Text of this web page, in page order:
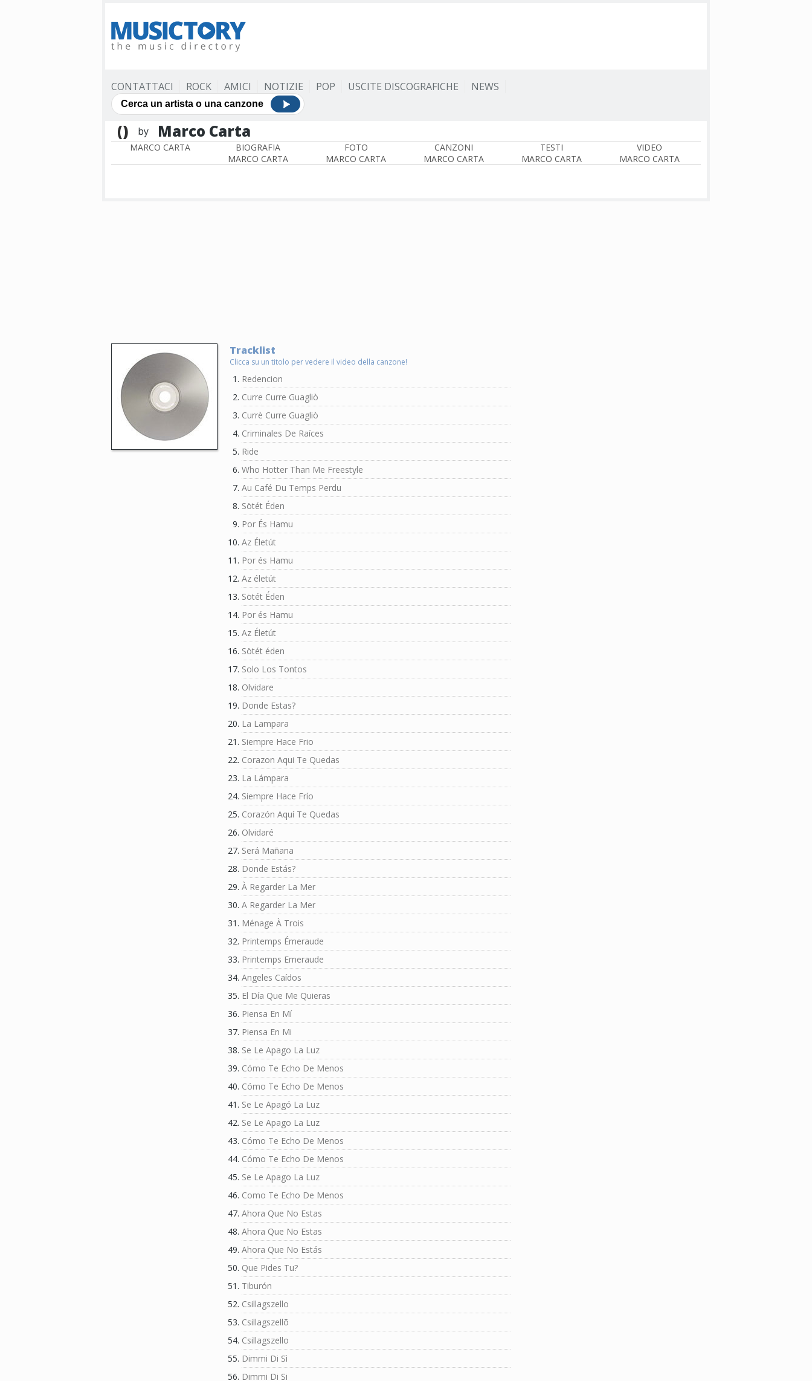
CONTATTACI ROCK AMICI NOTIZIE POP USCITE DISCOGRAFICHE NEWS
() by Marco Carta
MARCO CARTA
BIOGRAFIA
MARCO CARTA
FOTO
MARCO CARTA
CANZONI
MARCO CARTA
TESTI
MARCO CARTA
VIDEO
MARCO CARTA
Tracklist
Clicca su un titolo per vedere il video della canzone!
Redencion
Curre Curre Guagliò
Currè Curre Guagliò
Criminales De Raíces
Ride
Who Hotter Than Me Freestyle
Au Café Du Temps Perdu
Sötét Éden
Por És Hamu
Az Életút
Por és Hamu
Az életút
Sötét Éden
Por és Hamu
Az Életút
Sötét éden
Solo Los Tontos
Olvidare
Donde Estas?
La Lampara
Siempre Hace Frio
Corazon Aqui Te Quedas
La Lámpara
Siempre Hace Frío
Corazón Aquí Te Quedas
Olvidaré
Será Mañana
Donde Estás?
À Regarder La Mer
A Regarder La Mer
Ménage À Trois
Printemps Émeraude
Printemps Emeraude
Angeles Caídos
El Día Que Me Quieras
Piensa En Mí
Piensa En Mi
Se Le Apago La Luz
Cómo Te Echo De Menos
Cómo Te Echo De Menos
Se Le Apagó La Luz
Se Le Apago La Luz
Cómo Te Echo De Menos
Cómo Te Echo De Menos
Se Le Apago La Luz
Como Te Echo De Menos
Ahora Que No Estas
Ahora Que No Estas
Ahora Que No Estás
Que Pides Tu?
Tiburón
Csillagszello
Csillagszellõ
Csillagszello
Dimmi Di Sì
Dimmi Di Si